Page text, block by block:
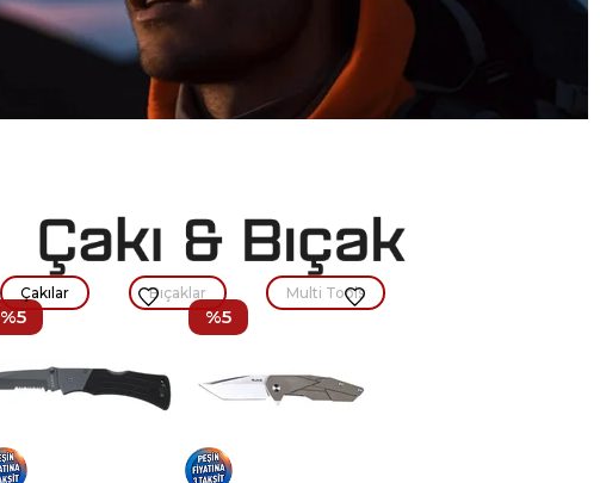
Çakılar Bıçaklar Multi Tools
%5 %5